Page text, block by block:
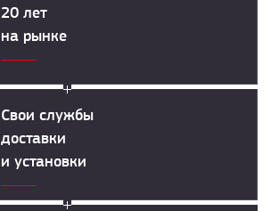
20 лет
на рынке
Свои службы
доставки
и установки